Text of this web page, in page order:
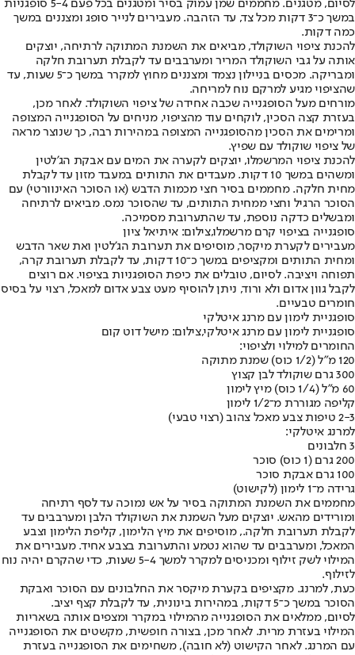
לסיום, מטגנים. מחממים שמן עמוק בסיר ומטגנים בכל פעם 5-4 סופגניות
במשך כ־3 דקות מכל צד, עד הזהבה. מעבירים לנייר סופג ומצננים במשך
כמה דקות.
להכנת ציפוי השוקולד, מביאים את השמנת המתוקה לרתיחה, יוצקים
אותה על גבי השוקולד המריר ומערבבים עד לקבלת תערובת חלקה
ומבריקה. מכסים בניילון נצמד ומצננים מחוץ למקרר במשך כ־5 שעות, עד
שהציפוי מגיע למרקם נוח למריחה.
מורחים מעל הסופגנייה שכבה אחידה של ציפוי השוקולד. לאחר מכן,
בעזרת קצה הסכין, לוקחים עוד מהציפוי, מניחים על הסופגנייה המצופה
ומרימים את הסכין מהסופגנייה המצופה במהירות רבה, כך שנוצר מראה
של ציפוי שוקולד עם שפיץ.
להכנת ציפוי המרשמלו, יוצקים לקערה את המים עם אבקת הג'לטין
ומשהים במשך 10 דקות. מעבדים את התותים במעבד מזון עד לקבלת
מחית חלקה. מחממים בסיר חצי מכמות הדבש (או הסוכר האינוורטי) עם
הסוכר הרגיל וחצי ממחית התותים, עד שהסוכר נמס. מביאים לרתיחה
ומבשלים כדקה נוספת, עד שהתערובת מסמיכה.
סופגנייה בציפוי קרם מרשמלו,צילום: איתיאל ציון
מעבירים לקערת מיקסר, מוסיפים את תערובת הג'לטין ואת שאר הדבש
ומחית התותים ומקציפים במשך כ־10 דקות, עד לקבלת תערובת קרה,
תפוחה ויציבה. לסיום, טובלים את כיפת הסופגניות בציפוי. אם רוצים
לקבל גוון אדום ולא ורוד, ניתן להוסיף מעט צבע אדום למאכל, רצוי על בסיס
חומרים טבעיים.
סופגניית לימון עם מרנג איטלקי
סופגניית לימון עם מרנג איטלקי,צילום: מישל דוט קום
החומרים למילוי ולציפוי:
120 מ"ל (1/2 כוס) שמנת מתוקה
300 גרם שוקולד לבן קצוץ
60 מ"ל (1/4 כוס) מיץ לימון
קליפה מגוררת מ־1/2 לימון
2-3 טיפות צבע מאכל צהוב (רצוי טבעי)
למרנג איטלקי:
3 חלבונים
200 גרם (1 כוס) סוכר
100 גרם אבקת סוכר
גרידה מ־1 לימון (לקישוט)
מחממים את השמנת המתוקה בסיר על אש נמוכה עד לסף רתיחה
ומורידים מהאש. יוצקים מעל השמנת את השוקולד הלבן ומערבבים עד
לקבלת תערובת חלקה., מוסיפים את מיץ הלימון, קליפת הלימון וצבע
המאכל, ומערבבים עד שהוא נטמע והתערובת בצבע אחיד. מעבירים את
המילוי לשק זילוף ומכניסים למקרר למשך 5-4 שעות, כדי שהקרם יהיה נוח
לזילוף.
כעת, למרנג. מקציפים בקערת מיקסר את החלבונים עם הסוכר ואבקת
הסוכר במשך כ־5 דקות, במהירות בינונית, עד לקבלת קצף יציב.
לסיום, ממלאים את הסופגנייה מהמילוי במקרר ומצפים אותה בשאריות
המילוי בעזרת מרית. לאחר מכן, בצורה חופשית, מקשטים את הסופגנייה
עם המרנג. לאחר הקישוט (לא חובה), משחימים את הסופגנייה בעזרת